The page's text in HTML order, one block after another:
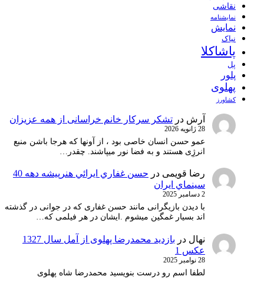
نقاشی
نمايشنامه
نمایش
نیاک
پاشاکلا
پل
پلور
پهلوی
کشاورز
آرش در تشکر سرکار خانم خراسانی از همه عزیزان
28 ژانویه 2026
عمو حسن انسان خاصی بود ، از آونها که هرجا باشن منبع
انرژِی هستند و به فضا نور میپاشند. چقدر…
رضا قویمی در
حسن غفاري ايرائي هنرپيشه دهه 40
سينماي ايران
2 دسامبر 2025
با دیدن بازیگرانی مانند حسن غفاری که در جوانی در گذشته
اند بسیار غمگین میشوم .ایشان در هر فیلمی که…
نهال در
بازدید محمدرضا پهلوی از آمل سال 1327
عکس 1
28 نوامبر 2025
لطفا اسم رو درست بنویسید محمدرضا شاه پهلوی